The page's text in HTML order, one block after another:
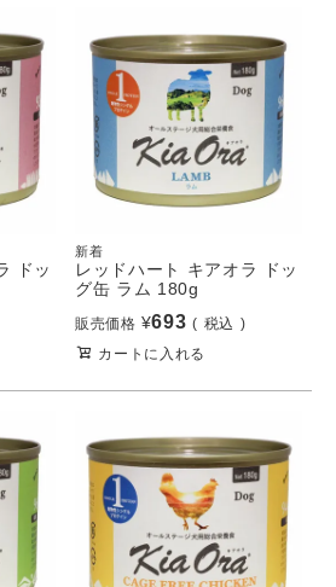
ドッ
新着
レッドハート キアオラ ドッ
グ缶 ラム 180g
販売価格 ¥693
税込
カートに入れる